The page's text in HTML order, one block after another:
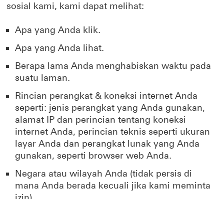
sosial kami, kami dapat melihat:
Apa yang Anda klik.
Apa yang Anda lihat.
Berapa lama Anda menghabiskan waktu pada
suatu laman.
Rincian perangkat & koneksi internet Anda
seperti: jenis perangkat yang Anda gunakan,
alamat IP dan perincian tentang koneksi
internet Anda, perincian teknis seperti ukuran
layar Anda dan perangkat lunak yang Anda
gunakan, seperti browser web Anda.
Negara atau wilayah Anda (tidak persis di
mana Anda berada kecuali jika kami meminta